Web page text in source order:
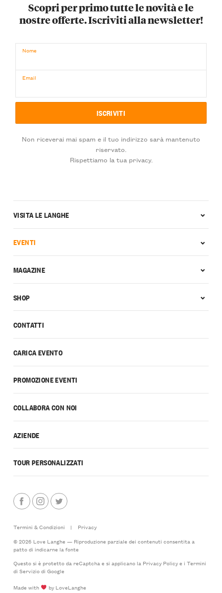
Scopri per primo tutte le novità e le
nostre offerte. Iscriviti alla newsletter!
Nome
Email
Non riceverai mai spam e il tuo indirizzo sarà mantenuto
riservato.
Rispettiamo la tua privacy.
CONTATTI
CARICA EVENTO
PROMOZIONE EVENTI
COLLABORA CON NOI
AZIENDE
TOUR PERSONALIZZATI
VISITA LE LANGHE
EVENTI
MAGAZINE
SHOP
Termini & Condizioni |
Privacy
© 2026 Love Langhe — Riproduzione parziale dei contenuti consentita a
patto di indicarne la fonte
Questo si è protetto da reCaptcha e si applicano la Privacy Policye i Termini
di Serviziodi Google
Made with
by LoveLanghe